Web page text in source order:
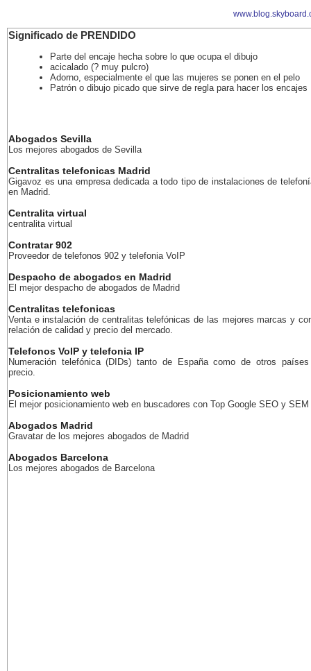
Significado de PRENDIDO
Parte del encaje hecha sobre lo que ocupa el dibujo
acicalado (? muy pulcro)
Adorno, especialmente el que las mujeres se ponen en el pelo
Patrón o dibujo picado que sirve de regla para hacer los encajes
Abogados Sevilla
Los mejores abogados de Sevilla
Centralitas telefonicas Madrid
Gigavoz es una empresa dedicada a todo tipo de instalaciones de
en Madrid.
Centralita virtual
centralita virtual
Contratar 902
Proveedor de telefonos 902 y telefonia VoIP
Despacho de abogados en Madrid
El mejor despacho de abogados de Madrid
Centralitas telefonicas
Venta e instalación de centralitas telefónicas de las mejores marcas y
relación de calidad y precio del mercado.
Telefonos VoIP y telefonia IP
Numeración telefónica (DIDs) tanto de España como de otros
precio.
Posicionamiento web
El mejor posicionamiento web en buscadores con Top Google SEO y SEM
Abogados Madrid
Gravatar de los mejores abogados de Madrid
Abogados Barcelona
Los mejores abogados de Barcelona